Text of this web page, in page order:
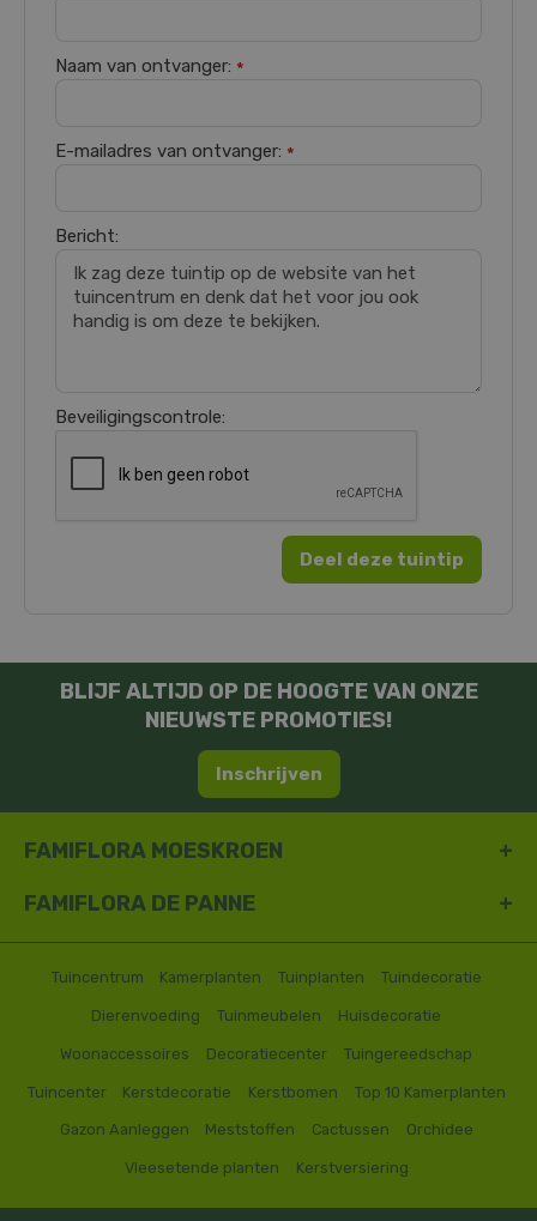
Naam van ontvanger: *
E-mailadres van ontvanger: *
Bericht:
Beveiligingscontrole:
BLIJF ALTIJD OP DE HOOGTE VAN ONZE
NIEUWSTE PROMOTIES!
Inschrijven
FAMIFLORA MOESKROEN
FAMIFLORA DE PANNE
Tuincentrum Kamerplanten Tuinplanten Tuindecoratie
Dierenvoeding Tuinmeubelen Huisdecoratie
Woonaccessoires Decoratiecenter Tuingereedschap
Tuincenter Kerstdecoratie Kerstbomen Top 10 Kamerplanten
Gazon Aanleggen Meststoffen Cactussen Orchidee
Vleesetende planten Kerstversiering